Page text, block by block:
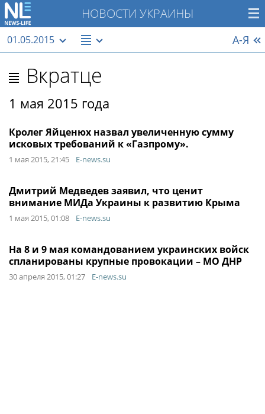
НОВОСТИ УКРАИНЫ
01.05.2015 А-Я
Вкратце
1 мая 2015 года
Кролег Яйценюх назвал увеличенную сумму
исковых требований к «Газпрому».
1 мая 2015, 21:45 E-news.su
Дмитрий Медведев заявил, что ценит
внимание МИДа Украины к развитию Крыма
1 мая 2015, 01:08 E-news.su
На 8 и 9 мая командованием украинских войск
спланированы крупные провокации – МО ДНР
30 апреля 2015, 01:27 E-news.su